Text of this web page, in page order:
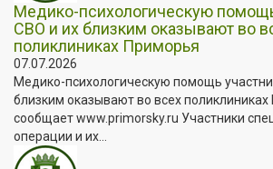
Медико-психологическую
СВО и их близким оказывают во
поликлиниках Приморья
07.07.2026
Медико-психологическую помощь
близким оказывают во всех
сообщает www.primorsky.ru Участники
операции и их...